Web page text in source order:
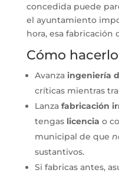
concedida puede
el ayuntamiento
hora, esa fabricación
Cómo
Avanza ingeniería
críticas mientras
Lanza fabricación
tengas licencia o
municipal de que
sustantivos.
Si fabricas antes,